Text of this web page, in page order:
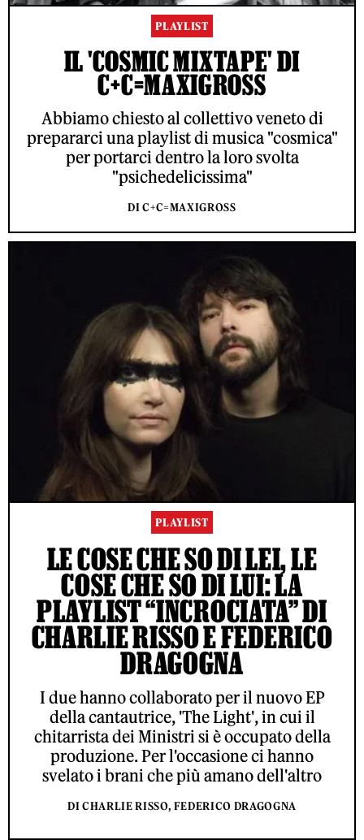
PLAYLIST
IL 'COSMIC MIXTAPE' DI
C+C=MAXIGROSS
Abbiamo chiesto al collettivo veneto di
prepararci una playlist di musica "cosmica"
per portarci dentro la loro svolta
"psichedelicissima"
DI C+C=MAXIGROSS
PLAYLIST
LE COSE CHE SO DI LEI, LE
COSE CHE SO DI LUI: LA
PLAYLIST “INCROCIATA” DI
CHARLIE RISSO E FEDERICO
DRAGOGNA
I due hanno collaborato per il nuovo EP
della cantautrice, 'The Light', in cui il
chitarrista dei Ministri si è occupato della
produzione. Per l'occasione ci hanno
svelato i brani che più amano dell'altro
DI CHARLIE RISSO, FEDERICO DRAGOGNA